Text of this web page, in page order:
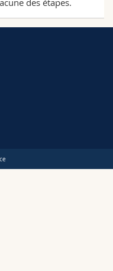
des étapes.